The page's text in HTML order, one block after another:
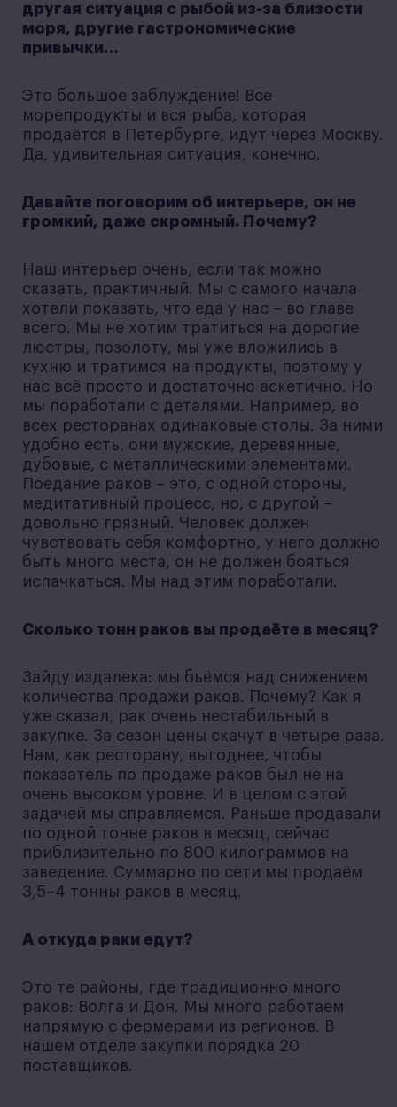
другая ситуация с рыбой из-за близости
моря, другие гастрономические
привычки…
Это большое заблуждение! Все
морепродукты и вся рыба, которая
продаётся в Петербурге, идут через Москву.
Да, удивительная ситуация, конечно.
Давайте поговорим об интерьере, он не
громкий, даже скромный. Почему?
Наш интерьер очень, если так можно
сказать, практичный. Мы с самого начала
хотели показать, что еда у нас – во главе
всего. Мы не хотим тратиться на дорогие
люстры, позолоту, мы уже вложились в
кухню и тратимся на продукты, поэтому у
нас всё просто и достаточно аскетично. Но
мы поработали с деталями. Например, во
всех ресторанах одинаковые столы. За ними
удобно есть, они мужские, деревянные,
дубовые, с металлическими элементами.
Поедание раков – это, с одной стороны,
медитативный процесс, но, с другой –
довольно грязный. Человек должен
чувствовать себя комфортно, у него должно
быть много места, он не должен бояться
испачкаться. Мы над этим поработали.
Сколько тонн раков вы продаёте в месяц?
Зайду издалека: мы бьёмся над снижением
количества продажи раков. Почему? Как я
уже сказал, рак очень нестабильный в
закупке. За сезон цены скачут в четыре раза.
Нам, как ресторану, выгоднее, чтобы
показатель по продаже раков был не на
очень высоком уровне. И в целом с этой
задачей мы справляемся. Раньше продавали
по одной тонне раков в месяц, сейчас
приблизительно по 800 килограммов на
заведение. Суммарно по сети мы продаём
3,5–4 тонны раков в месяц.
А откуда раки едут?
Это те районы, где традиционно много
раков: Волга и Дон. Мы много работаем
напрямую с фермерами из регионов. В
нашем отделе закупки порядка 20
поставщиков.